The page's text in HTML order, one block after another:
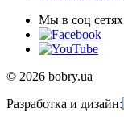
Мы в соц сетях
© 2026 bobry.ua
Разработка и дизайн: